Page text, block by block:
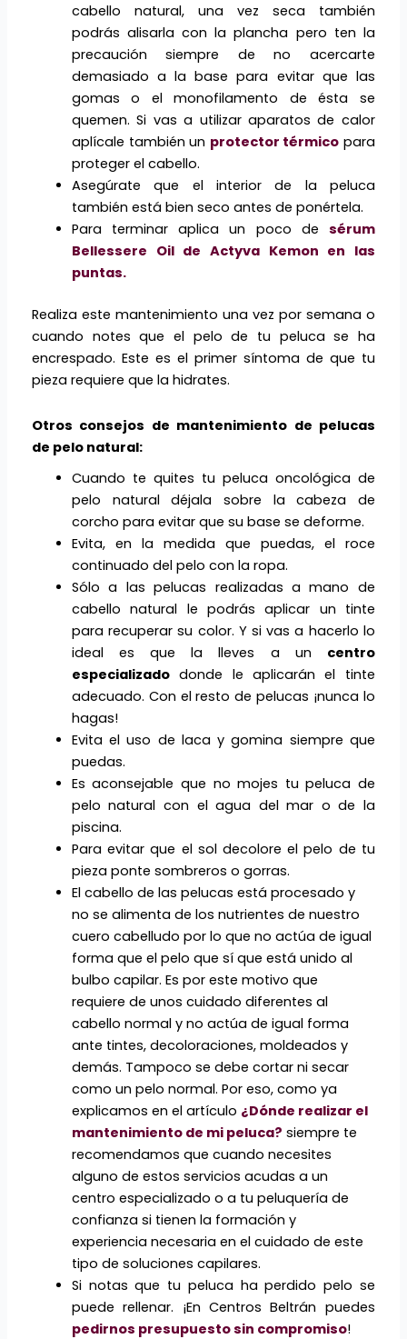
cabello natural, una vez seca también
podrás alisarla con la plancha pero ten la
precaución siempre de no acercarte
demasiado a la base para evitar que las
gomas o el monofilamento de ésta se
quemen. Si vas a utilizar aparatos de calor
aplícale también un protector térmico para
proteger el cabello.
Asegúrate que el interior de la peluca
también está bien seco antes de ponértela.
Para terminar aplica un poco de sérum
Bellessere Oil de Actyva Kemon en las
puntas.
Realiza este mantenimiento una vez por semana o
cuando notes que el pelo de tu peluca se ha
encrespado. Este es el primer síntoma de que tu
pieza requiere que la hidrates.
Otros consejos de mantenimiento de pelucas
de pelo natural:
Cuando te quites tu peluca oncológica de
pelo natural déjala sobre la cabeza de
corcho para evitar que su base se deforme.
Evita, en la medida que puedas, el roce
continuado del pelo con la ropa.
Sólo a las pelucas realizadas a mano de
cabello natural le podrás aplicar un tinte
para recuperar su color. Y si vas a hacerlo lo
ideal es que la lleves a un centro
especializadodonde le aplicarán el tinte
adecuado. Con el resto de pelucas ¡nunca lo
hagas!
Evita el uso de laca y gomina siempre que
puedas.
Es aconsejable que no mojes tu peluca de
pelo natural con el agua del mar o de la
piscina.
Para evitar que el sol decolore el pelo de tu
pieza ponte sombreros o gorras.
El cabello de las pelucas está procesado y
no se alimenta de los nutrientes de nuestro
cuero cabelludo por lo que no actúa de igual
forma que el pelo que sí que está unido al
bulbo capilar. Es por este motivo que
requiere de unos cuidado diferentes al
cabello normal y no actúa de igual forma
ante tintes, decoloraciones, moldeados y
demás. Tampoco se debe cortar ni secar
como un pelo normal. Por eso, como ya
explicamos en el artículo ¿Dónde realizar el
mantenimiento de mi peluca? siempre te
recomendamos que cuando necesites
alguno de estos servicios acudas a un
centro especializado o a tu peluquería de
confianza si tienen la formación y
experiencia necesaria en el cuidado de este
tipo de soluciones capilares.
Si notas que tu peluca ha perdido pelo se
puede rellenar. ¡En Centros Beltrán puedes
pedirnos presupuesto sin compromiso!